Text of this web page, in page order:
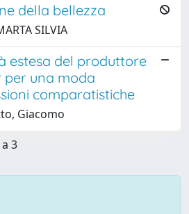
della bellezza
SILVIA
estesa del produttore
una moda
comparatistiche
Giacomo
3